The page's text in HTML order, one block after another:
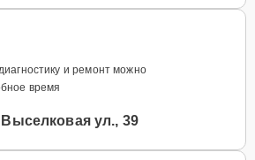
и ремонт можно
время
ул., 39